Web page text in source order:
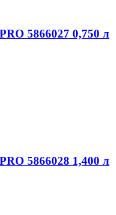
5866027 0,750 л
5866028 1,400 л